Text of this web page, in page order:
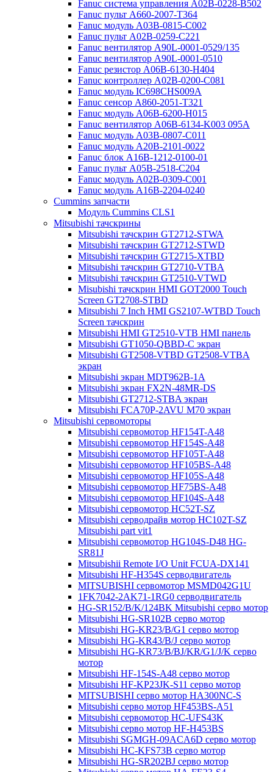
Fanuc система управления A02B-0228-B502
Fanuc пульт A660-2007-T364
Fanuc модуль A03B-0815-C002
Fanuc пульт A02B-0259-C221
Fanuc вентилятор A90L-0001-0529/135
Fanuc вентилятор A90L-0001-0510
Fanuc резистор A06B-6130-H404
Fanuc контроллер A02B-0200-C081
Fanuc модуль IC698CHS009A
Fanuc сенсор A860-2051-T321
Fanuc модуль A06B-6200-H015
Fanuc вентилятор A06B-6134-K003 095A
Fanuc модуль A03B-0807-C011
Fanuc модуль A20B-2101-0022
Fanuc блок A16B-1212-0100-01
Fanuc пульт A05B-2518-C204
Fanuc модуль A02B-0309-C001
Fanuc модуль A16B-2204-0240
Cummins запчасти
Модуль Cummins CLS1
Mitsubishi тачскрины
Mitsubishi тачскрин GT2712-STWA
Mitsubishi тачскрин GT2712-STWD
Mitsubishi тачскрин GT2715-XTBD
Mitsubishi тачскрин GT2710-VTBA
Mitsubishi тачскрин GT2510-VTWD
Misubishi тачскрин HMI GOT2000 Touch
Screen GT2708-STBD
Mitsubishi 7 Inch HMI GS2107-WTBD Touch
Screen тачскрин
Mitsubishi HMI GT2510-VTB HMI панель
Mitsubishi GT1050-QBBD-C экран
Mitsubishi GT2508-VTBD GT2508-VTBA
экран
Mitsubishi экран MDT962B-1A
Mitsubishi экран FX2N-48MR-DS
Mitsubishi GT2712-STBA экран
Mitsubishi FCA70P-2AVU M70 экран
Mitsubishi сервомоторы
Mitsubishi сервомотор HF154T-A48
Mitsubishi сервомотор HF154S-A48
Mitsubishi сервомотор HF105T-A48
Mitsubishi сервомотор HF105BS-A48
Mitsubishi сервомотор HF105S-A48
Mitsubishi сервомотор HF75BS-A48
Mitsubishi сервомотор HF104S-A48
Mitsubishi сервомотор HC52T-SZ
Mitsubishi серводрайв мотор HC102T-SZ
Mitsubishi part vit1
Mitsubishi сервомотор HG104S-D48 HG-
SR81J
Mitsubishii Remote I/O Unit FCUA-DX141
Mitsubishi HF-H354S серводвигатель
MITSUBISHI сервомотор MSMD042G1U
1FK7042-2AK71-1RG0 серводвигатель
HG-SR152/B/K/124BK Mitsubishi серво мотор
Mitsubishi HG-SR102B серво мотор
Mitsubishi HG-KR23/B/G1 серво мотор
Mitsubishi HG-KR43/B/J серво мотор
Mitsubishi HG-KR73/B/BJ/KR/G1/J/K серво
мотор
Mitsubishi HF-154S-A48 серво мотор
Mitsubishi HF-KP23JK-S11 серво мотор
MITSUBISHI серво мотор HA300NC-S
Mitsubishi серво мотор HF453BS-A51
Mitsubishi сервомотор HC-UFS43K
Mitsubishi серво мотор HF-H453BS
Mitsubishi SGMGH-09ACA6D серво мотор
Mitsubishi HC-KFS73B серво мотор
Mitsubishi HG-SR202BJ серво мотор